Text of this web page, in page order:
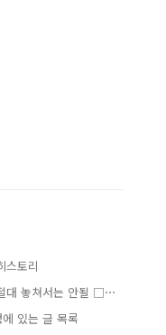
스토리
놓쳐서는 안될 □⋯
있는 글 목록